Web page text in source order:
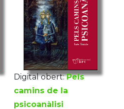
Digital obert: Pels
camins de la
psicoanàlisi